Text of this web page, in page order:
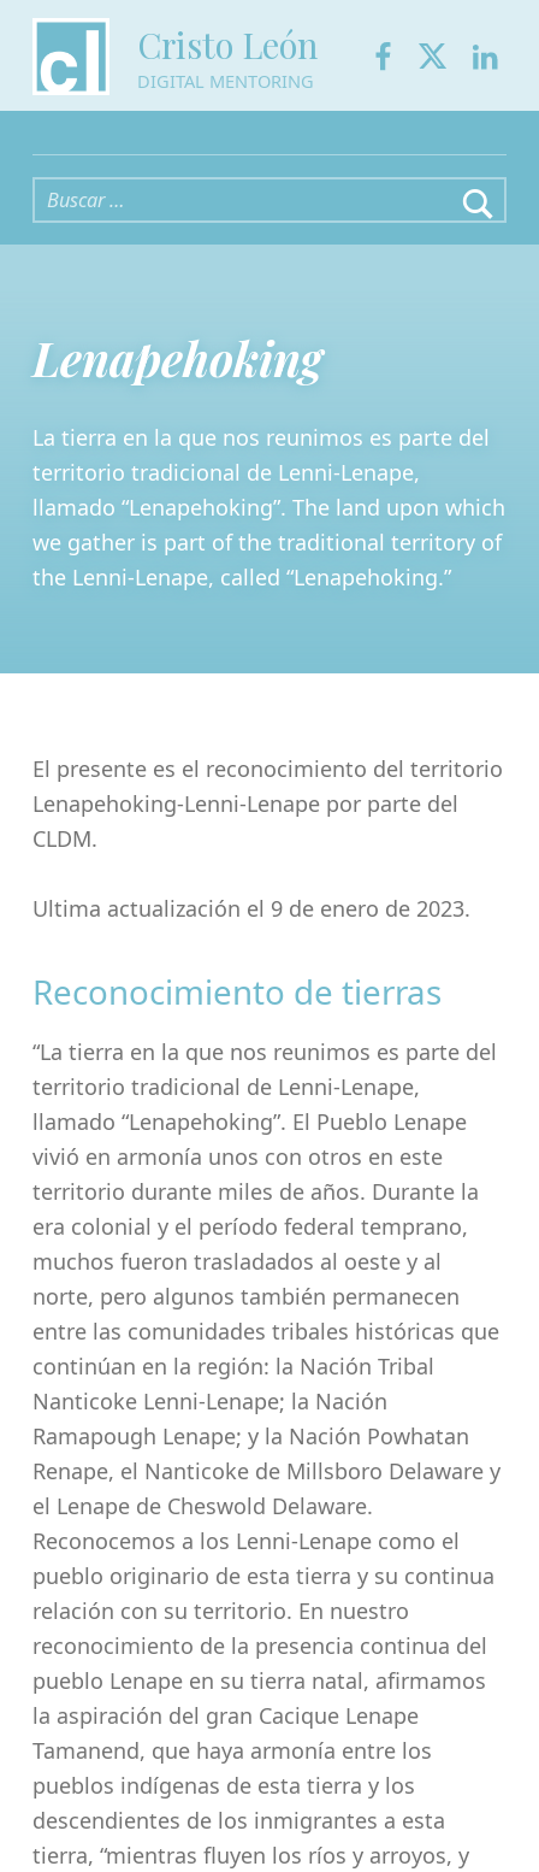
Cristo León
DIGITAL MENTORING
Buscar:
Lenapehoking
La tierra en la que nos reunimos es parte del
territorio tradicional de Lenni-Lenape,
llamado “Lenapehoking”. The land upon which
we gather is part of the traditional territory of
the Lenni-Lenape, called “Lenapehoking.”
El presente es el reconocimiento del territorio
Lenapehoking-Lenni-Lenape por parte del
CLDM.
Ultima actualización el 9 de enero de 2023.
Reconocimiento de tierras
“La tierra en la que nos reunimos es parte del
territorio tradicional de Lenni-Lenape,
llamado “Lenapehoking”. El Pueblo Lenape
vivió en armonía unos con otros en este
territorio durante miles de años. Durante la
era colonial y el período federal temprano,
muchos fueron trasladados al oeste y al
norte, pero algunos también permanecen
entre las comunidades tribales históricas que
continúan en la región: la Nación Tribal
Nanticoke Lenni-Lenape; la Nación
Ramapough Lenape; y la Nación Powhatan
Renape, el Nanticoke de Millsboro Delaware y
el Lenape de Cheswold Delaware.
Reconocemos a los Lenni-Lenape como el
pueblo originario de esta tierra y su continua
relación con su territorio. En nuestro
reconocimiento de la presencia continua del
pueblo Lenape en su tierra natal, afirmamos
la aspiración del gran Cacique Lenape
Tamanend, que haya armonía entre los
pueblos indígenas de esta tierra y los
descendientes de los inmigrantes a esta
tierra, “mientras fluyen los ríos y arroyos, y